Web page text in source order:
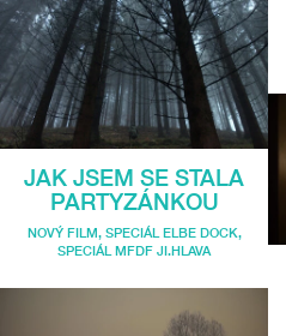
JAK JSEM SE STALA
PARTYZÁNKOU
NOVÝ FILM, SPECIÁL ELBE DOCK,
SPECIÁL MFDF JI.HLAVA